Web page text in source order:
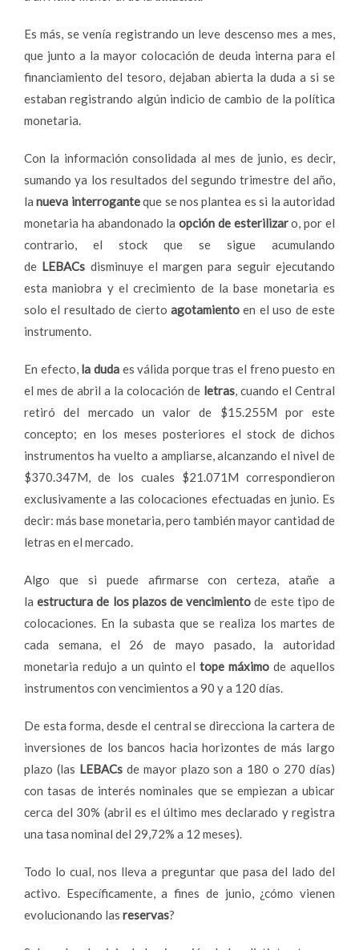
Es más, se venía registrando un leve descenso mes a mes,
que junto a la mayor colocación de deuda interna para el
financiamiento del tesoro, dejaban abierta la duda a si se
estaban registrando algún indicio de cambio de la política
monetaria.
Con la información consolidada al mes de junio, es decir,
sumando ya los resultados del segundo trimestre del año,
lanueva interroganteque se nos plantea es si la autoridad
monetaria ha abandonado laopción de esterilizaro, por el
contrario, el stock que se sigue acumulando
de LEBACs disminuye el margen para seguir ejecutando
esta maniobra y el crecimiento de la base monetaria es
solo el resultado de cierto agotamiento en el uso de este
instrumento.
En efecto, la dudaes válida porque tras el freno puesto en
el mes de abril a la colocación de letras , cuando el Central
retiró del mercado un valor de $15.255M por este
concepto; en los meses posteriores el stock de dichos
instrumentos ha vuelto a ampliarse, alcanzando el nivel de
$370.347M, de los cuales $21.071M correspondieron
exclusivamente a las colocaciones efectuadas en junio. Es
decir: más base monetaria, pero también mayor cantidad de
letras en el mercado.
Algo que si puede afirmarse con certeza, atañe a
laestructura de los plazos de vencimiento de este tipo de
colocaciones. En la subasta que se realiza los martes de
cada semana, el 26 de mayo pasado, la autoridad
monetaria redujo a un quinto eltope máximo de aquellos
instrumentos con vencimientos a 90 y a 120 días.
De esta forma, desde el central se direcciona la cartera de
inversiones de los bancos hacia horizontes de más largo
plazo (las LEBACsde mayor plazo son a 180 o 270 días)
con tasas de interés nominales que se empiezan a ubicar
cerca del 30% (abril es el último mes declarado y registra
una tasa nominal del 29,72% a 12 meses).
Todo lo cual, nos lleva a preguntar que pasa del lado del
activo. Específicamente, a fines de junio, ¿cómo vienen
evolucionando las reservas?